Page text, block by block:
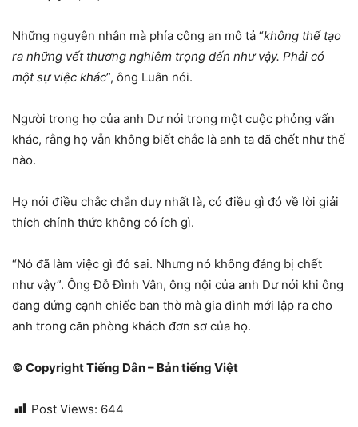
Những nguyên nhân mà phía công an mô tả “không thể tạo
ra những vết thương nghiêm trọng đến như vậy. Phải có
một sự việc khác”, ông Luân nói.
Người trong họ của anh Dư nói trong một cuộc phỏng vấn
khác, rằng họ vẫn không biết chắc là anh ta đã chết như thế
nào.
Họ nói điều chắc chắn duy nhất là, có điều gì đó về lời giải
thích chính thức không có ích gì.
“Nó đã làm việc gì đó sai. Nhưng nó không đáng bị chết
như vậy”. Ông Đỗ Đình Vân, ông nội của anh Dư nói khi ông
đang đứng cạnh chiếc ban thờ mà gia đình mới lập ra cho
anh trong căn phòng khách đơn sơ của họ.
© Copyright Tiếng Dân – Bản tiếng Việt
Post Views: 644